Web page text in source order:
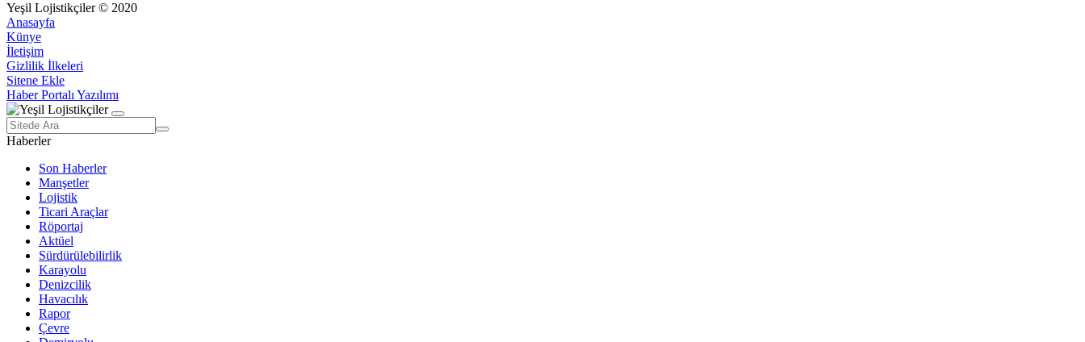
Yeşil Lojistikçiler © 2020
Anasayfa
Künye
İletişim
Gizlilik İlkeleri
Sitene Ekle
Haber Portalı Yazılımı
Haberler
Son Haberler
Manşetler
Lojistik
Ticari Araçlar
Röportaj
Aktüel
Sürdürülebilirlik
Karayolu
Denizcilik
Havacılık
Rapor
Çevre